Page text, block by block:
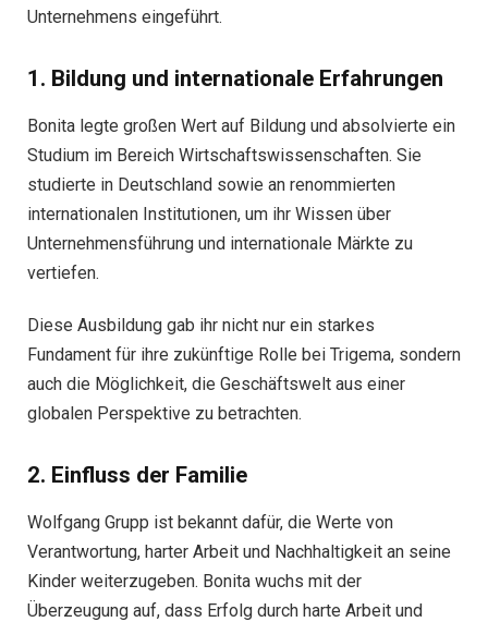
Unternehmens eingeführt.
1. Bildung und internationale Erfahrungen
Bonita legte großen Wert auf Bildung und absolvierte ein
Studium im Bereich Wirtschaftswissenschaften. Sie
studierte in Deutschland sowie an renommierten
internationalen Institutionen, um ihr Wissen über
Unternehmensführung und internationale Märkte zu
vertiefen.
Diese Ausbildung gab ihr nicht nur ein starkes
Fundament für ihre zukünftige Rolle bei Trigema, sondern
auch die Möglichkeit, die Geschäftswelt aus einer
globalen Perspektive zu betrachten.
2. Einfluss der Familie
Wolfgang Grupp ist bekannt dafür, die Werte von
Verantwortung, harter Arbeit und Nachhaltigkeit an seine
Kinder weiterzugeben. Bonita wuchs mit der
Überzeugung auf, dass Erfolg durch harte Arbeit und